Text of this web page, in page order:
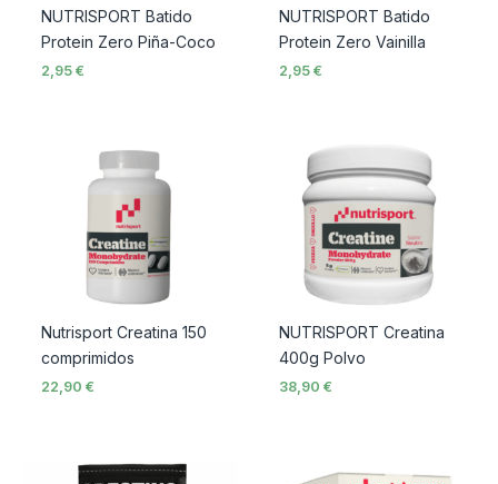
NUTRISPORT Batido
Protein Zero Piña-Coco
2,95 €
NUTRISPORT Batido
Protein Zero Vainilla
2,95 €
Nutrisport Creatina 150
comprimidos
22,90 €
NUTRISPORT Creatina
400g Polvo
38,90 €